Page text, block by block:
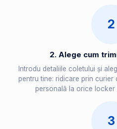
2
2. Alege cum
Introdu detaliile coletului și
pentru tine: ridicare prin curier
personală la orice
3